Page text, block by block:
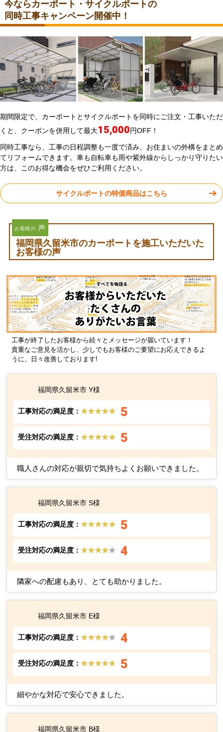
同時工事なら、工事の日程調整も一度で済み、お住まいの外構をま
とめてリフォームできます。車も自転車も雨や紫外線からしっかり
サイクルポートの特価商品はこちら
今ならカーポート・サイクルポートの
同時工事キャンペーン開催中！
期間限定で、カーポートとサイクルポートを同時にご注文・工事いただ
くと、クーポンを併用して最大
同時工事なら、工事の日程調整も一度で済み、お住まいの外構をまとめ
てリフォームできます。車も自転車も雨や紫外線からしっかり守りたい
サイクルポートの特価商品はこちら
お客様の 声
福岡県久留米市のカーポートを施工いただいた
お客様の声
工事が終了したお客様から続々とメッセージが届いています！
貴重なご意見を活かし、少しでもお客様のご要望にお応えできるよ
うに、日々改善しております!
工事対応の満足度：★★★★★ 5
受注対応の満足度：★★★★★ 5
工事対応の満足度：★★★★★ 5
受注対応の満足度：★★★★★ 4